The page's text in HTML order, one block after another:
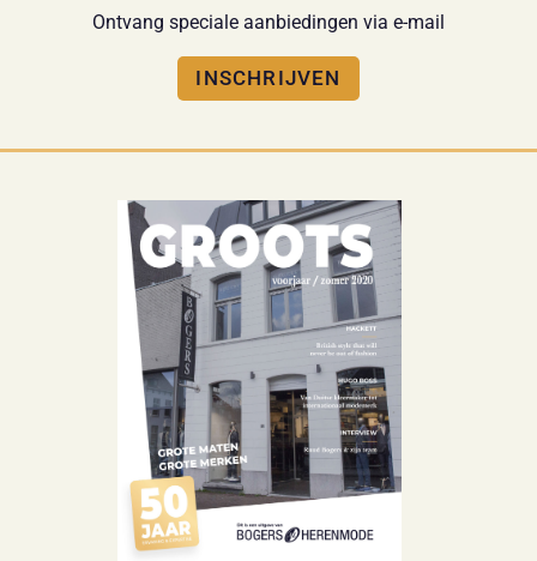
Ontvang speciale aanbiedingen via e-mail
INSCHRIJVEN